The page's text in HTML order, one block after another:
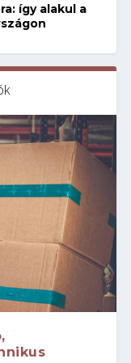
így alakul a